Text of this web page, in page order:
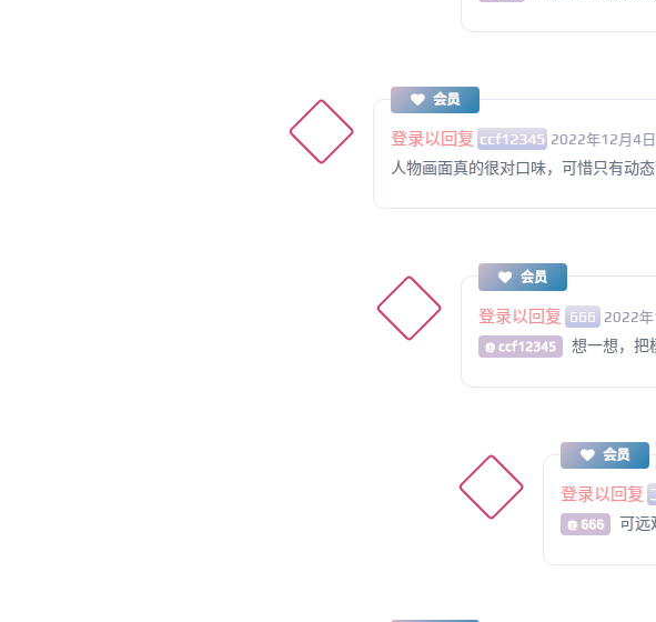
会员
登录以回复 ccf12345 2022年12月4
人物画面真的很对口味，可惜只有动
会员
登录以回复 666 2022
@ ccf12345 想一想，把
会员
登录以回复
@ 666 可远